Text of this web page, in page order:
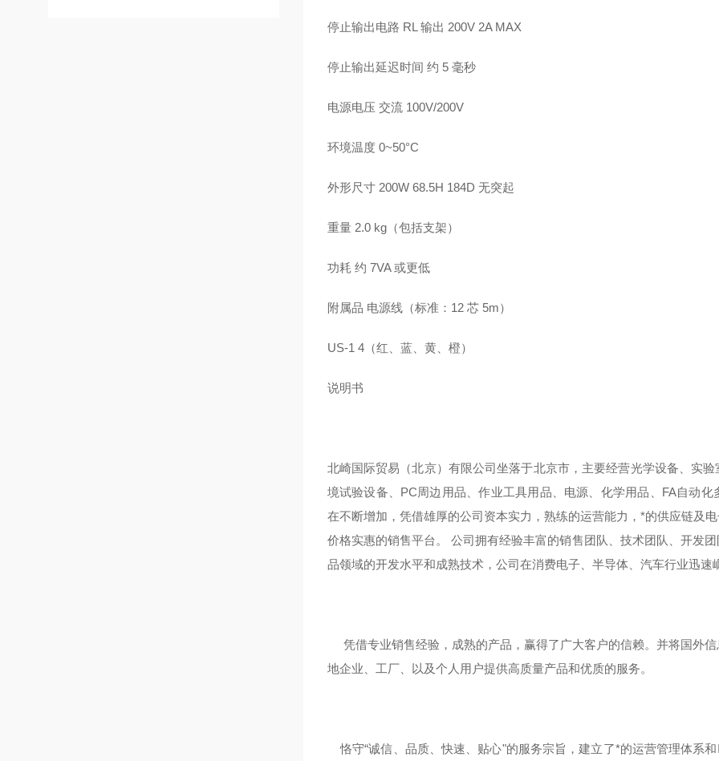
停止输出电路 RL 输出 200V 2A MAX
停止输出延迟时间 约 5 毫秒
电源电压 交流 100V/200V
环境温度 0~50°C
外形尺寸 200W 68.5H 184D 无突起
重量 2.0 kg（包括支架）
功耗 约 7VA 或更低
附属品 电源线（标准：12 芯 5m）
US-1 4（红、蓝、黄、橙）
说明书
北崎国际贸易（北京）有限公司坐落于北京市，主要经营光学设备、实
境试验设备、PC周边用品、作业工具用品、电源、化学用品、FA自动
在不断增加，凭借雄厚的公司资本实力，熟练的运营能力，*的供应链及
价格实惠的销售平台。 公司拥有经验丰富的销售团队、技术团队、开发
品领域的开发水平和成熟技术，公司在消费电子、半导体、汽车行业迅速
凭借专业销售经验，成熟的产品，赢得了广大客户的信赖。并将国外
地企业、工厂、以及个人用户提供高质量产品和优质的服务。
恪守“诚信、品质、快速、贴心"的服务宗旨，建立了*的运营管理体系